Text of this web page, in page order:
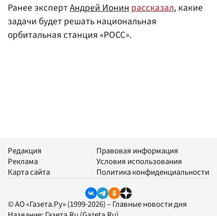
Ранее экспертАндрей Ионинрассказал, какие
задачи будет решать национальная
орбитальная станция «РОСС».
Редакция
Реклама
Карта сайта
Правовая информация
Условия использования
Политика конфиденциальности
© АО «Газета.Ру» (1999-2026) – Главные новости дня